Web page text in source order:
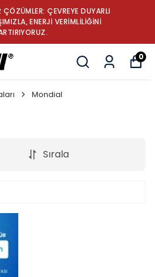
ÇÖZÜMLER: ÇEVREYE DUYARLI
ENERJİ VERİMLİLİĞİNİ
0
Mondial
Sırala